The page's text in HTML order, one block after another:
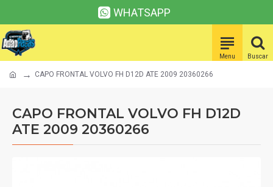
WHATSAPP
CAPO FRONTAL VOLVO FH D12D ATE 2009 20360266
CAPO FRONTAL VOLVO FH D12D
ATE 2009 20360266